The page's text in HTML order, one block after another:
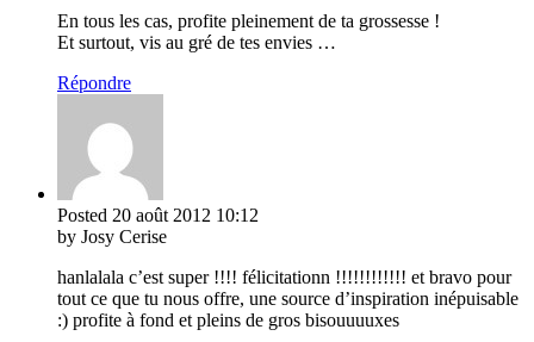
En tous les cas, profite pleinement de ta grossesse !
Et surtout, vis au gré de tes envies …
Répondre
Posted 20 août 2012 10:12
by Josy Cerise
hanlalala c’est super !!!! félicitationn !!!!!!!!!!!! et bravo pour
tout ce que tu nous offre, une source d’inspiration inépuisable
:) profite à fond et pleins de gros bisouuuuxes